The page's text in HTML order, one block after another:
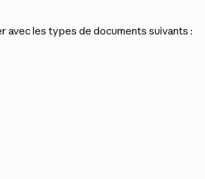
avec les types de documents suivants :